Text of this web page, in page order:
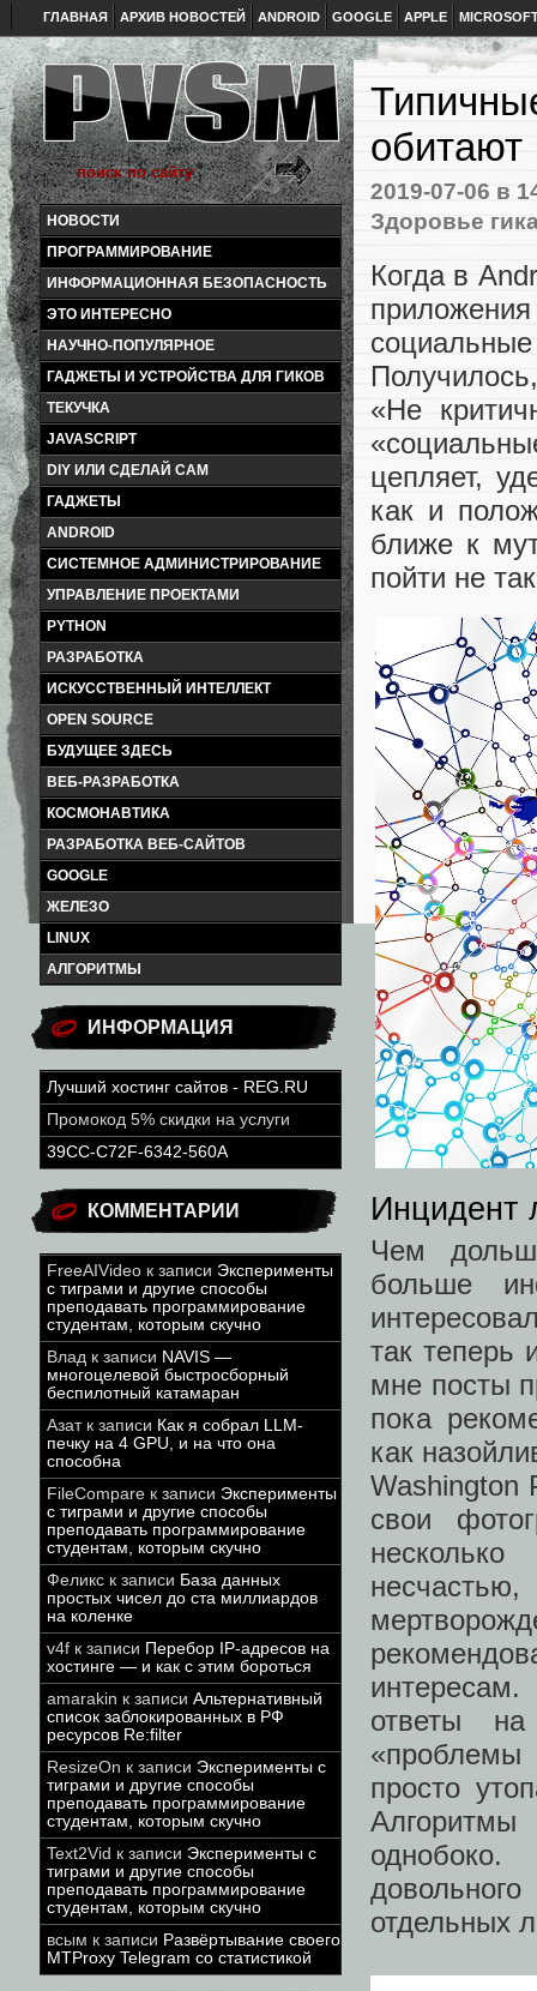
ГЛАВНАЯ АРХИВ НОВОСТЕЙ ANDROID GOOGLE APPLE
НОВОСТИ
ПРОГРАММИРОВАНИЕ
ИНФОРМАЦИОННАЯ БЕЗОПАСНОСТЬ
ЭТО ИНТЕРЕСНО
НАУЧНО-ПОПУЛЯРНОЕ
ГАДЖЕТЫ И УСТРОЙСТВА ДЛЯ ГИКОВ
ТЕКУЧКА
JAVASCRIPT
DIY ИЛИ СДЕЛАЙ САМ
ГАДЖЕТЫ
ANDROID
СИСТЕМНОЕ АДМИНИСТРИРОВАНИЕ
УПРАВЛЕНИЕ ПРОЕКТАМИ
PYTHON
РАЗРАБОТКА
ИСКУССТВЕННЫЙ ИНТЕЛЛЕКТ
OPEN SOURCE
БУДУЩЕЕ ЗДЕСЬ
ВЕБ-РАЗРАБОТКА
КОСМОНАВТИКА
РАЗРАБОТКА ВЕБ-САЙТОВ
GOOGLE
ЖЕЛЕЗО
LINUX
АЛГОРИТМЫ
ИНФОРМАЦИЯ
Лучший хостинг сайтов - REG.RU
Промокод 5% скидки на услуги
39CC-C72F-6342-560A
КОММЕНТАРИИ
FreeAIVideo к записи Эксперименты
с тиграми и другие способы
преподавать программирование
студентам, которым скучно
Влад к записи NAVIS —
многоцелевой быстросборный
беспилотный катамаран
Азатк записи Как я собрал LLM-
печку на 4 GPU, и на что она
способна
FileCompare к записи Эксперименты
с тиграми и другие способы
преподавать программирование
студентам, которым скучно
Феликс к записи База данных
простых чисел до ста миллиардов
на коленке
v4f к записи Перебор IP-адресов на
хостинге — и как с этим бороться
amarakin к записи Альтернативный
список заблокированных в РФ
ресурсов Re:filter
ResizeOn к записи Эксперименты с
тиграми и другие способы
преподавать программирование
студентам, которым скучно
Text2Vid к записи Эксперименты с
тиграми и другие способы
преподавать программирование
студентам, которым скучно
всым к записи Развёртывание своего
MTProxy Telegram со статистикой
обитают
2019-07-06 в
Здоровье
Когда в
«Не
цепляет,
как и
ближе к
пойти не
Инцидент
Чем
больше
так теперь
мне посты
пока
как
Washington
свои
ответы
«проблемы
просто
отдельных